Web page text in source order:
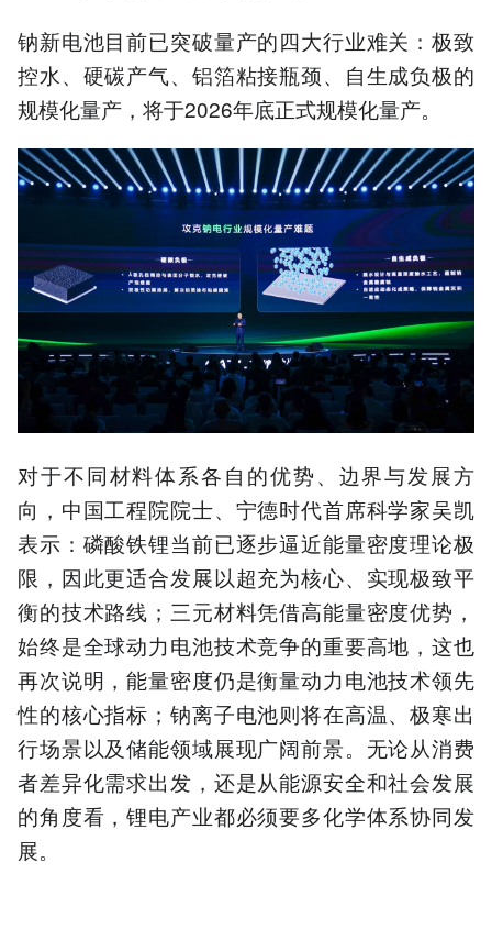
钠新电池目前已突破量产的四大行业难关：极致
控水、硬碳产气、铝箔粘接瓶颈、自生成负极的
规模化量产，将于2026年底正式规模化量产。
对于不同材料体系各自的优势、边界与发展方
向，中国工程院院士、宁德时代首席科学家吴凯
表示：磷酸铁锂当前已逐步逼近能量密度理论极
限，因此更适合发展以超充为核心、实现极致平
衡的技术路线；三元材料凭借高能量密度优势，
始终是全球动力电池技术竞争的重要高地，这也
再次说明，能量密度仍是衡量动力电池技术领先
性的核心指标；钠离子电池则将在高温、极寒出
行场景以及储能领域展现广阔前景。无论从消费
者差异化需求出发，还是从能源安全和社会发展
的角度看，锂电产业都必须要多化学体系协同发
展。